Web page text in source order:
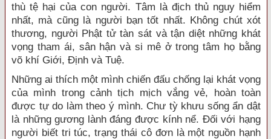
thù tệ hại của con người. Tâm là địch thủ nguy hiểm
nhất, mà cũng là người bạn tốt nhất. Không chút xót
thương, người Phật tử tàn sát và tận diệt những khát
vọng tham ái, sân hận và si mê ở trong tâm họ bằng
võ khí Giới, Định và Tuệ.
Những ai thích một mình chiến đấu chống lại khát vọng
của mình trong cảnh tịch mịch vắng vẻ, hoàn toàn
được tự do làm theo ý mình. Chư tỳ khưu sống ẩn dật
là những gương lành đáng được kính nể. Đối với hạng
người biết tri túc, trạng thái cô đơn là một nguồn hạnh